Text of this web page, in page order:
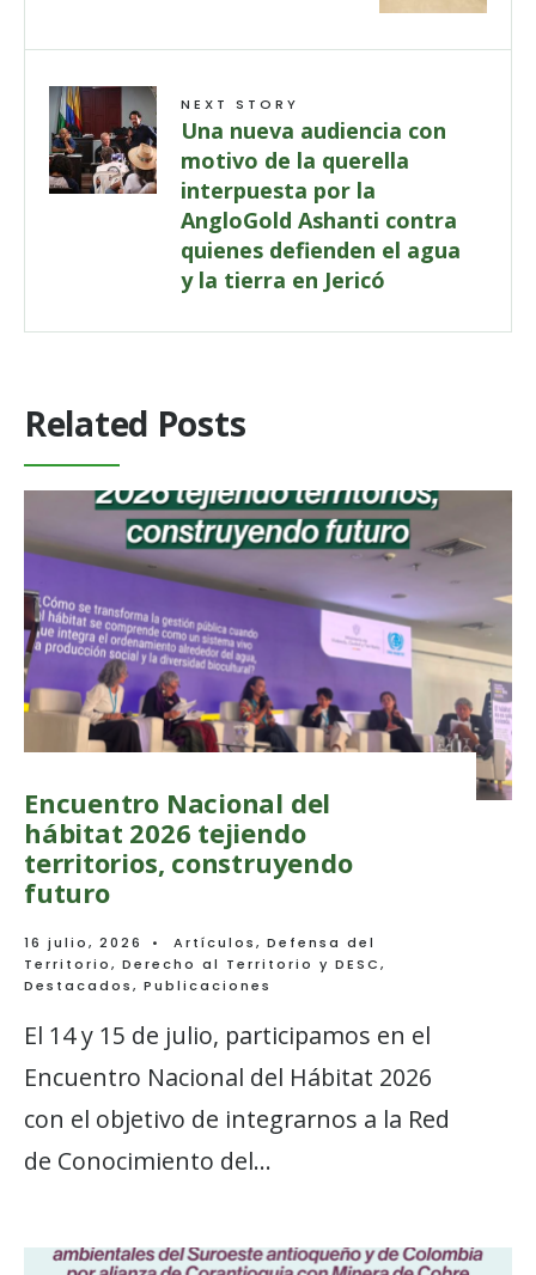
NEXT STORY
Una nueva audiencia con
motivo de la querella
interpuesta por la
AngloGold Ashanti contra
quienes defienden el agua
y la tierra en Jericó
Related Posts
Encuentro Nacional del
hábitat 2026 tejiendo
territorios, construyendo
futuro
16 julio, 2026 • Artículos, Defensa del
Territorio, Derecho al Territorio y DESC,
Destacados, Publicaciones
El 14 y 15 de julio, participamos en el
Encuentro Nacional del Hábitat 2026
con el objetivo de integrarnos a la Red
de Conocimiento del...